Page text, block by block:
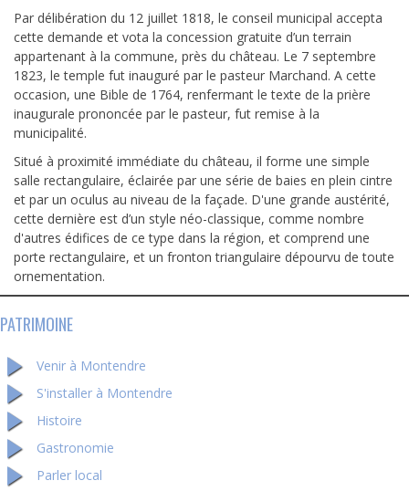
Par délibération du 12 juillet 1818, le conseil municipal accepta
cette demande et vota la concession gratuite d’un terrain
appartenant à la commune, près du château. Le 7 septembre
1823, le temple fut inauguré par le pasteur Marchand. A cette
occasion, une Bible de 1764, renfermant le texte de la prière
inaugurale prononcée par le pasteur, fut remise à la
municipalité.
Situé à proximité immédiate du château, il forme une simple
salle rectangulaire, éclairée par une série de baies en plein cintre
et par un oculus au niveau de la façade. D'une grande austérité,
cette dernière est d’un style néo-classique, comme nombre
d'autres édifices de ce type dans la région, et comprend une
porte rectangulaire, et un fronton triangulaire dépourvu de toute
ornementation.
PATRIMOINE
Venir à Montendre
S'installer à Montendre
Histoire
Gastronomie
Parler local